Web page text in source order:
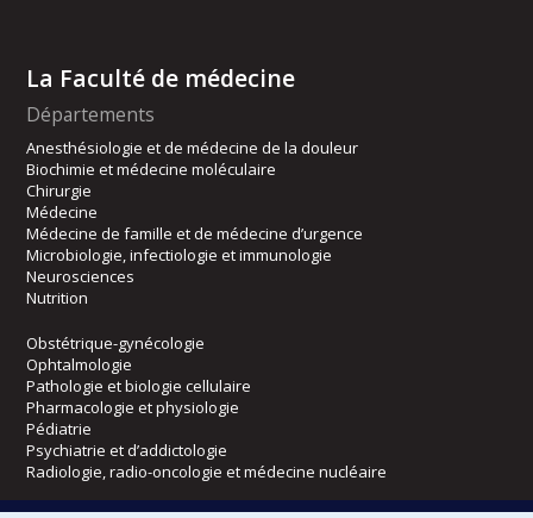
La Faculté de médecine
Départements
Anesthésiologie et de médecine de la douleur
Biochimie et médecine moléculaire
Chirurgie
Médecine
Médecine de famille et de médecine d’urgence
Microbiologie, infectiologie et immunologie
Neurosciences
Nutrition
Obstétrique-gynécologie
Ophtalmologie
Pathologie et biologie cellulaire
Pharmacologie et physiologie
Pédiatrie
Psychiatrie et d’addictologie
Radiologie, radio-oncologie et médecine nucléaire